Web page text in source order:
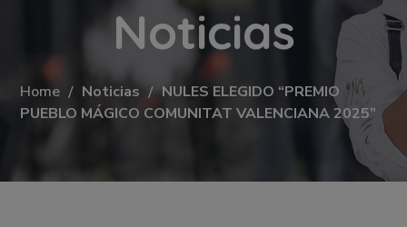
Noticias
Home Noticias
NULES ELEGIDO “PREMIO
PUEBLO MÁGICO COMUNITAT VALENCIANA 2025”